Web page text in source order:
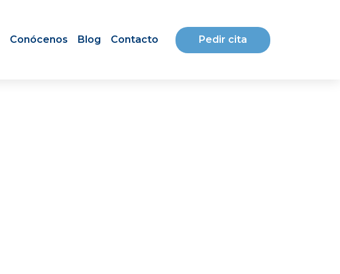
Conócenos Blog Contacto Pedir cita